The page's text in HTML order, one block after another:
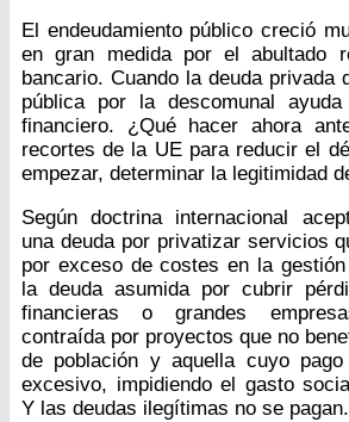
El endeudamiento público creció
en gran medida por el abultado
bancario. Cuando la deuda privada
pública por la descomunal
financiero. ¿Qué hacer ahora
recortes de la UE para reducir el
empezar, determinar la legitimidad
Según doctrina internacional
una deuda por privatizar servicios
por exceso de costes en la gestión
la deuda asumida por cubrir
financieras o grandes
contraída por proyectos que no
de población y aquella cuyo
excesivo, impidiendo el gasto
Y las deudas ilegítimas no se pagan.